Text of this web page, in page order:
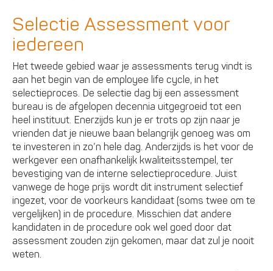
Selectie Assessment voor
iedereen
Het tweede gebied waar je assessments terug vindt is
aan het begin van de employee life cycle, in het
selectieproces. De selectie dag bij een assessment
bureau is de afgelopen decennia uitgegroeid tot een
heel instituut. Enerzijds kun je er trots op zijn naar je
vrienden dat je nieuwe baan belangrijk genoeg was om
te investeren in zo’n hele dag. Anderzijds is het voor de
werkgever een onafhankelijk kwaliteitsstempel, ter
bevestiging van de interne selectieprocedure. Juist
vanwege de hoge prijs wordt dit instrument selectief
ingezet, voor de voorkeurs kandidaat (soms twee om te
vergelijken) in de procedure. Misschien dat andere
kandidaten in de procedure ook wel goed door dat
assessment zouden zijn gekomen, maar dat zul je nooit
weten.